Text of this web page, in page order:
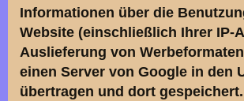
Informationen über die
Website (einschließlich Ihrer IP-
Auslieferung von
einen Server von Google in den
übertragen und dort